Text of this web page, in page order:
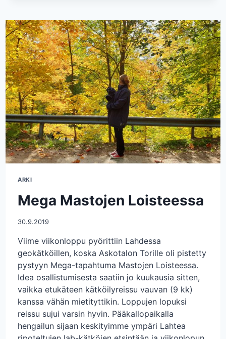
ARKI
Mega Mastojen Loisteessa
30.9.2019
Viime viikonloppu pyörittiin Lahdessa
geokätköillen, koska Askotalon Torille oli pistetty
pystyyn Mega-tapahtuma Mastojen Loisteessa.
Idea osallistumisesta saatiin jo kuukausia sitten,
vaikka etukäteen kätköilyreissu vauvan (9 kk)
kanssa vähän mietityttikin. Loppujen lopuksi
reissu sujui varsin hyvin. Pääkallopaikalla
hengailun sijaan keskityimme ympäri Lahtea